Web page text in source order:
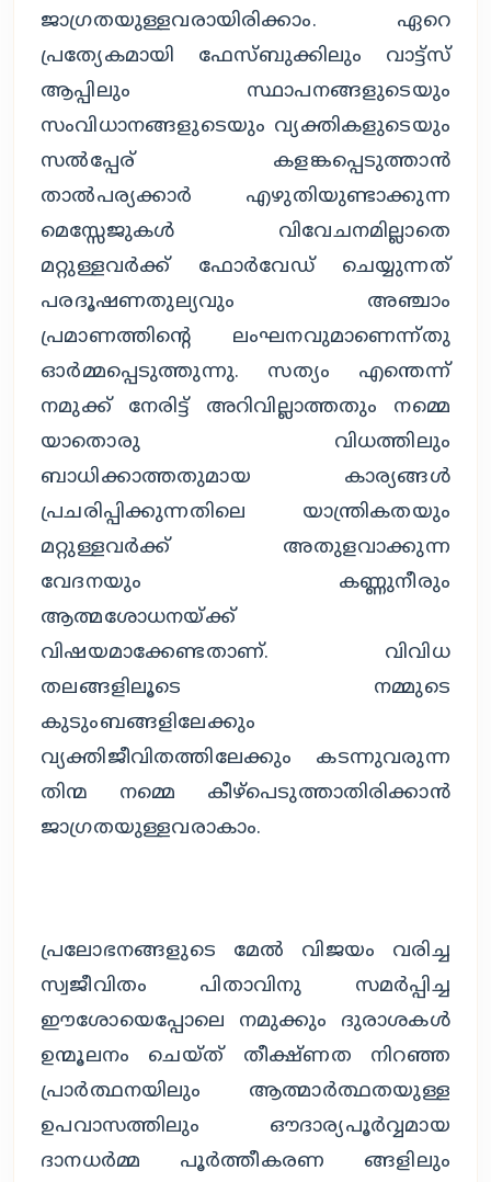
ജാഗ്രതയുള്ളവരായിരിക്കാം. ഏറെ
പ്രത്യേകമായി ഫേസ്ബുക്കിലും വാട്ട്സ്
ആപ്പിലും സ്ഥാപനങ്ങളുടെയും
സംവിധാനങ്ങളുടെയും വ്യക്തികളുടെയും
സൽപ്പേര് കളങ്കപ്പെടുത്താൻ
താൽപര്യക്കാർ എഴുതിയുണ്ടാക്കുന്ന
മെസ്സേജുകൾ വിവേചനമില്ലാതെ
മറ്റുള്ളവർക്ക് ഫോർവേഡ് ചെയ്യുന്നത്
പരദൂഷണതുല്യവും അഞ്ചാം
പ്രമാണത്തിന്‍റെ ലംഘനവുമാണെന്ന്തു
ഓർമ്മപ്പെടുത്തുന്നു. സത്യം എന്തെന്ന്
നമുക്ക് നേരിട്ട് അറിവില്ലാത്തതും നമ്മെ
യാതൊരു വിധത്തിലും
ബാധിക്കാത്തതുമായ കാര്യങ്ങൾ
പ്രചരിപ്പിക്കുന്നതിലെ യാന്ത്രികതയും
മറ്റുള്ളവർക്ക് അതുളവാക്കുന്ന
വേദനയും കണ്ണുനീരും
ആത്മശോധനയ്ക്ക്
വിഷയമാക്കേണ്ടതാണ്. വിവിധ
തലങ്ങളിലൂടെ നമ്മുടെ
കുടുംബങ്ങളിലേക്കും
വ്യക്തിജീവിതത്തിലേക്കും കടന്നുവരുന്ന
തിന്മ നമ്മെ കീഴ്പെടുത്താതിരിക്കാൻ
ജാഗ്രതയുള്ളവരാകാം.
പ്രലോഭനങ്ങളുടെ മേൽ വിജയം വരിച്ച
സ്വജീവിതം പിതാവിനു സമർപ്പിച്ച
ഈശോയെപ്പോലെ നമുക്കും ദുരാശകൾ
ഉന്മൂലനം ചെയ്ത് തീക്ഷ്ണത നിറഞ്ഞ
പ്രാർത്ഥനയിലും ആത്മാർത്ഥതയുള്ള
ഉപവാസത്തിലും ഔദാര്യപൂർവ്വമായ
ദാനധർമ്മ പൂർത്തീകരണ ങ്ങളിലും